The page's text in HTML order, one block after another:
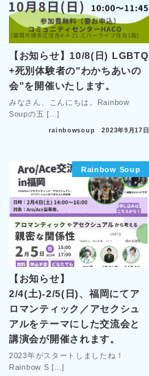
【お知らせ】10/8(日) LGBTQ
+死別体験者の”わかちあいの
会”を開催いたします。
みなさん、こんにちは。Rainbow
Soupの五 […]
rainbowsoup 2023年9月17日
Rainbow Soup
【お知らせ】
2/4(土)-2/5(日)、福岡にてア
ロマンティック／アセクシュ
アルをテーマにした交流会と
講演会が開催されます。
2023年がスタートしましたね！
Rainbow S […]